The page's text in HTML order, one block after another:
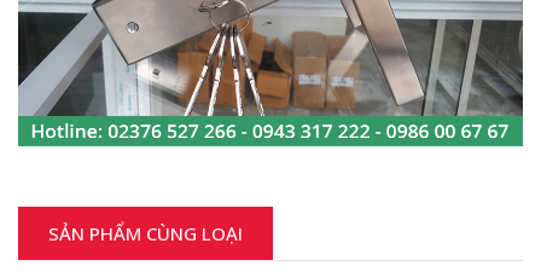
SẢN PHẨM CÙNG LOẠI